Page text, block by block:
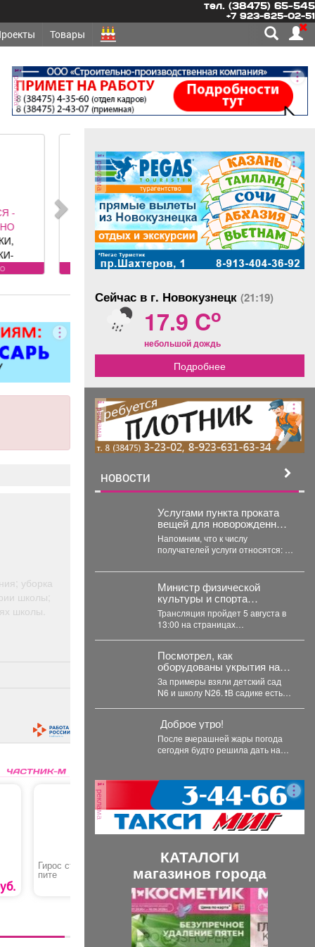
тел. (38475) 65-545
+7 923-625-02-51
Товары
реклама
-
под
ворота (от
все
работ;
работы
скидка
уборка
школы;
школы.
Гирос стандартный в
пите
299 руб.
Леска «HUTER R3012»
218 руб.
реклама
Сейчас в г. Новокузнецк (21:19)
17.9 Co
небольшой дождь
Подробнее
реклама
НОВОСТИ
Услугами пункта проката
вещей для новорожденных
теперь могут
воспользоваться молодые
родители в возрасте до 35
лет включительно.
Напомним, что к числу
получателей услуги относятся: 🔹
родители;...
Министр физической
культуры и спорта
Кузбасса Денис Ведягин
расскажет о развитии
спорта в регионе в прямом
эфире ЦУР.
Трансляция пройдет 5 августа в
13:00 на страницах
Посмотрел, как
оборудованы укрытия на
случай ЧС в зданиях
Управления образованием
с различной конструкцией:
имеющих подвалы и
предусматривающие
только техподполье.
За примеры взяли детский сад
N6 и школу N26. ❗️В садике есть
Доброе утро!
После вчерашней жары погода
сегодня будто решила дать нам
реклама
КАТАЛОГИ
магазинов города